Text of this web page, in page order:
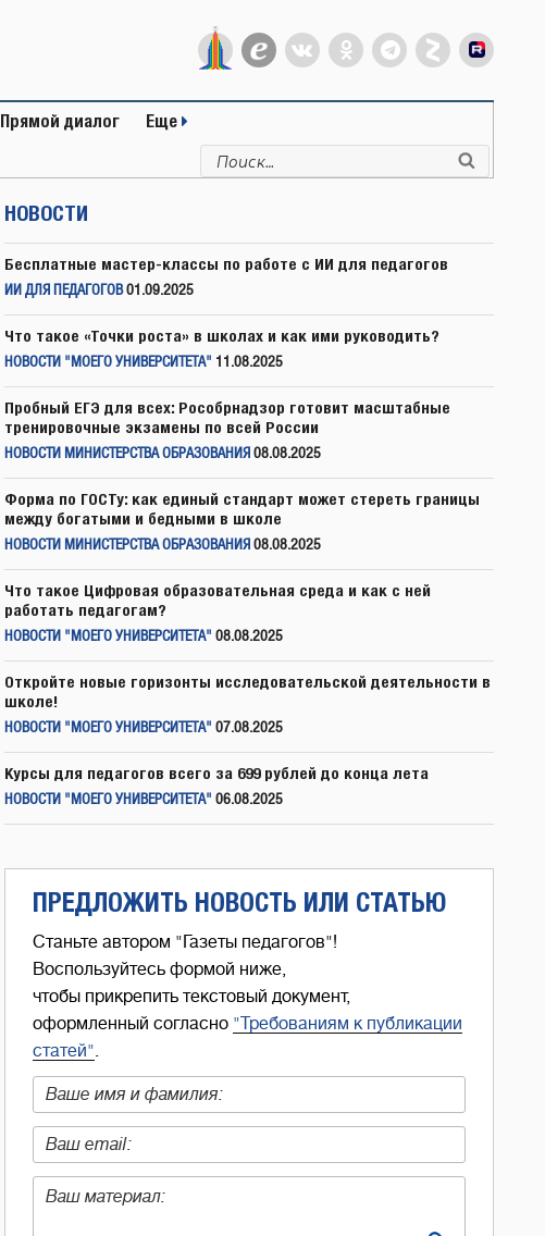
Прямой диалог Еще
Искать:
НОВОСТИ
Бесплатные мастер-классы по работе с ИИ для педагогов
ИИ ДЛЯ ПЕДАГОГОВ 01.09.2025
Что такое «Точки роста» в школах и как ими руководить?
НОВОСТИ "МОЕГО УНИВЕРСИТЕТА" 11.08.2025
Пробный ЕГЭ для всех: Рособрнадзор готовит масштабные
тренировочные экзамены по всей России
НОВОСТИ МИНИСТЕРСТВА ОБРАЗОВАНИЯ 08.08.2025
Форма по ГОСТу: как единый стандарт может стереть границы
между богатыми и бедными в школе
НОВОСТИ МИНИСТЕРСТВА ОБРАЗОВАНИЯ 08.08.2025
Что такое Цифровая образовательная среда и как с ней
работать педагогам?
НОВОСТИ "МОЕГО УНИВЕРСИТЕТА" 08.08.2025
Откройте новые горизонты исследовательской деятельности в
школе!
НОВОСТИ "МОЕГО УНИВЕРСИТЕТА" 07.08.2025
Курсы для педагогов всего за 699 рублей до конца лета
НОВОСТИ "МОЕГО УНИВЕРСИТЕТА" 06.08.2025
ПРЕДЛОЖИТЬ НОВОСТЬ ИЛИ СТАТЬЮ
Станьте автором "Газеты педагогов"!
Воспользуйтесь формой ниже,
чтобы прикрепить текстовый документ,
оформленный согласно "Требованиям к публикации
статей".